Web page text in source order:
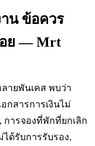
น ข้อควร
ย — Mrt
ลายพันเคส พบว่า
กสารการเงินไม่
การจองที่พักที่ยกเลิก
ด้รับการรับรอง,